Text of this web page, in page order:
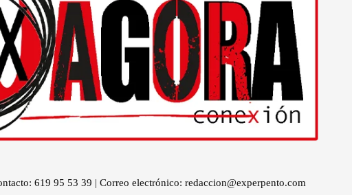
619 95 53 39 | Correo electrónico: redaccion@experpento.com